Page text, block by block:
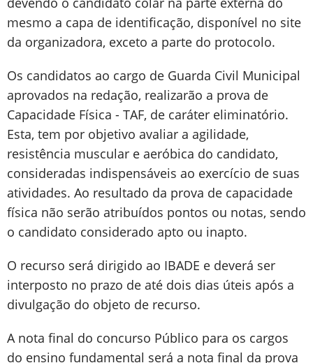
mesmo a capa de identificação, disponível no site
da organizadora, exceto a parte do protocolo.
Os candidatos ao cargo de Guarda Civil Municipal
aprovados na redação, realizarão a prova de
Capacidade Física - TAF, de caráter eliminatório.
Esta, tem por objetivo avaliar a agilidade,
resistência muscular e aeróbica do candidato,
consideradas indispensáveis ao exercício de suas
atividades. Ao resultado da prova de capacidade
física não serão atribuídos pontos ou notas, sendo
o candidato considerado apto ou inapto.
O recurso será dirigido ao IBADE e deverá ser
interposto no prazo de até dois dias úteis após a
divulgação do objeto de recurso.
A nota final do concurso Público para os cargos
do ensino fundamental será a nota final da prova